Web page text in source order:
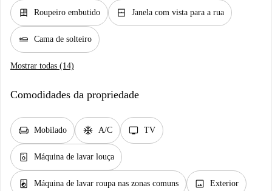
dresser Roupeiro embutido window_closed Janela com vista para a rua
airline_seat_flat Cama de solteiro
Mostrar todas (14)
Comodidades da propriedade
chair Mobilado ac_unit A/C tv TV
dishwasher_gen Máquina de lavar louça
local_laundry_service Máquina de lavar roupa nas zonas comuns image Exterior